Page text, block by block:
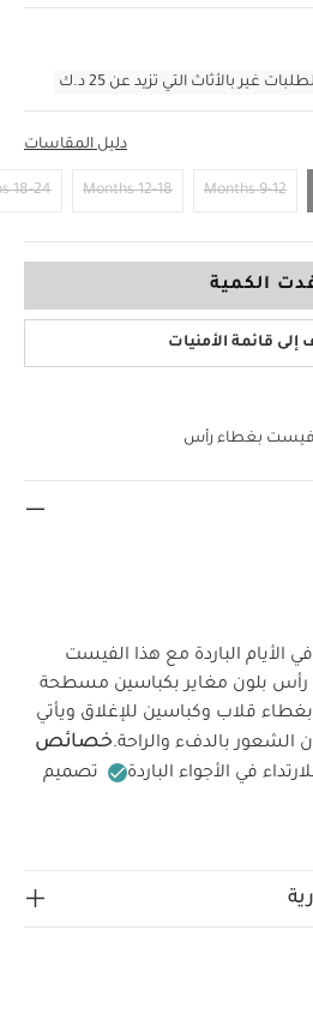
غير بالأثاث التي تزيد عن 25 د.ك
دليل المقاسات
9-12 Months
12-18 Months
18-24 Months
الكمية
قائمة الأمنيات
فيست بغطاء رأس
الأيام الباردة مع هذا الفيست
رأس بلون مغاير بكباسين مسطحة
قلاب وكباسين للإغلاق ويأتي
بالدفء والراحة.خصائص
في الأجواء الباردة
تصميم
استخدام المبيضات
تجفيف